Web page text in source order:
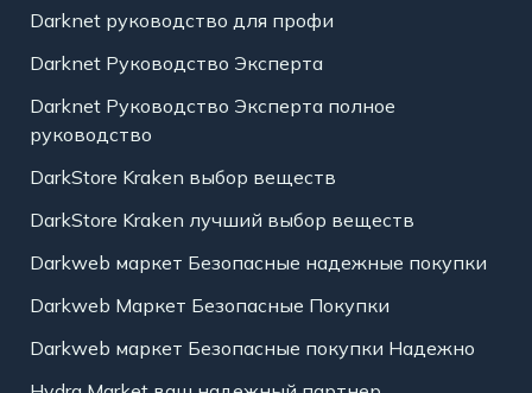
Darknet руководство для профи
Darknet Руководство Эксперта
Darknet Руководство Эксперта полное
руководство
DarkStore Kraken выбор веществ
DarkStore Kraken лучший выбор веществ
Darkweb маркет Безопасные надежные покупки
Darkweb Маркет Безопасные Покупки
Darkweb маркет Безопасные покупки Надежно